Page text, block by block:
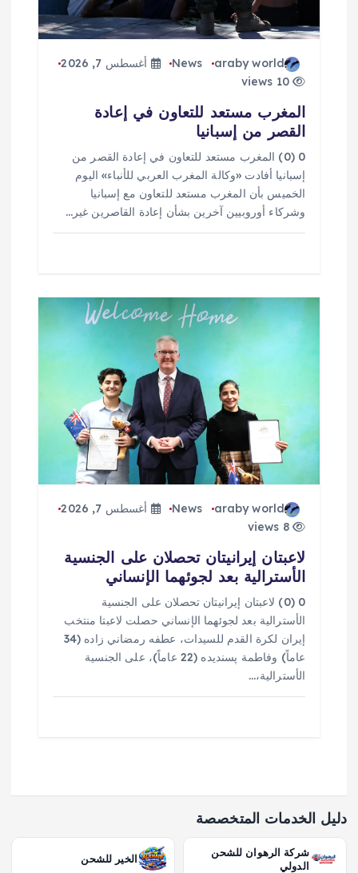
ت
araby world
News
أغسطس 7, 2026
10 views
المغرب مستعد للتعاون في إعادة
القصر من إسبانيا
0 (0) المغرب مستعد للتعاون في إعادة القصر من
إسبانيا أفادت «وكالة المغرب العربي للأنباء» اليوم
الخميس بأن المغرب مستعد للتعاون مع إسبانيا
وشركاء أوروبيين آخرين بشأن إعادة القاصرين غير…
araby world
News
أغسطس 7, 2026
8 views
لاعبتان إيرانيتان تحصلان على الجنسية
الأسترالية بعد لجوئهما الإنساني
0 (0) لاعبتان إيرانيتان تحصلان على الجنسية
الأسترالية بعد لجوئهما الإنساني حصلت لاعبتا منتخب
إيران لكرة القدم للسيدات، عطفه رمضاني زاده (34
عاماً) وفاطمة پسنديده (22 عاماً)، على الجنسية
الأسترالية،…
دليل الخدمات المتخصصة
شركة الرهوان للشحن
الدولي
الخير للشحن